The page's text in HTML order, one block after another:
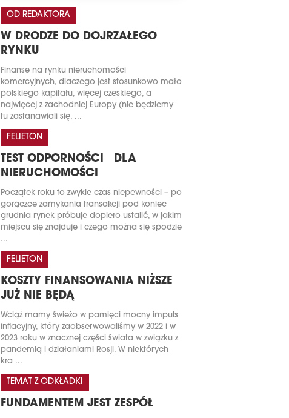
OD REDAKTORA
W DRODZE DO DOJRZAŁEGO
RYNKU
Finanse na rynku nieruchomości
komercyjnych, dlaczego jest stosunkowo mało
polskiego kapitału, więcej czeskiego, a
najwięcej z zachodniej Europy (nie będziemy
tu zastanawiali się, ...
FELIETON
TEST ODPORNOŚCI DLA
NIERUCHOMOŚCI
Początek roku to zwykle czas niepewności – po
gorączce zamykania transakcji pod koniec
grudnia rynek próbuje dopiero ustalić, w jakim
miejscu się znajduje i czego można się spodzie
...
FELIETON
KOSZTY FINANSOWANIA NIŻSZE
JUŻ NIE BĘDĄ
Wciąż mamy świeżo w pamięci mocny impuls
inflacyjny, który zaobserwowaliśmy w 2022 i w
2023 roku w znacznej części świata w związku z
pandemią i działaniami Rosji. W niektórych
kra ...
TEMAT Z ODKŁADKI
FUNDAMENTEM JEST ZESPÓŁ